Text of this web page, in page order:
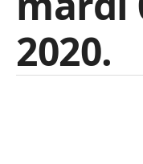
2020.